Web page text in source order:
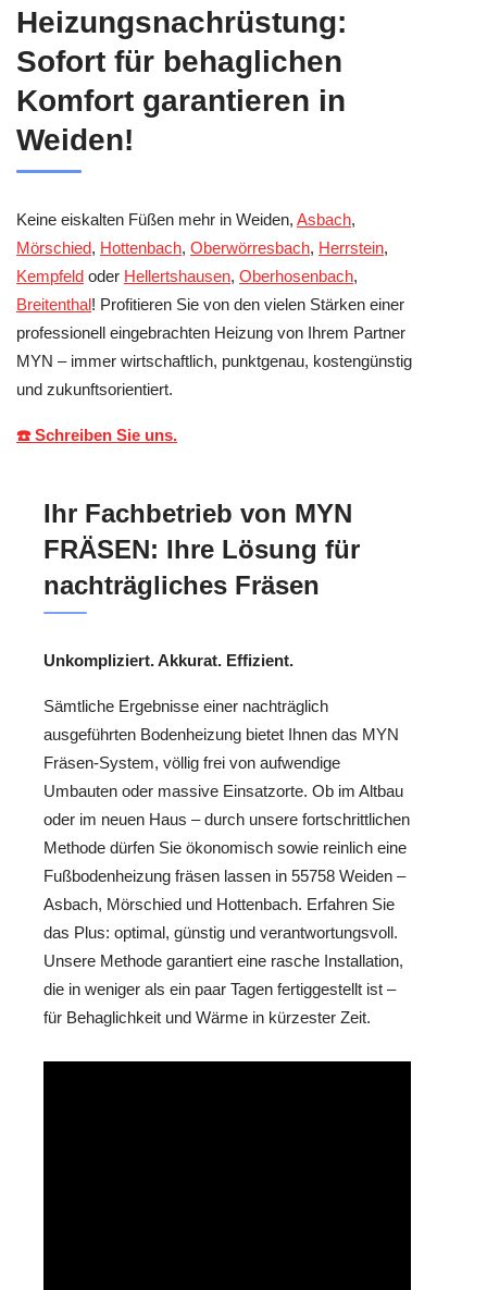
Heizungsnachrüstung:
Sofort für behaglichen
Komfort garantieren in
Weiden!
Keine eiskalten Füßen mehr in Weiden, Asbach,
Mörschied, Hottenbach, Oberwörresbach, Herrstein,
Kempfeld oder Hellertshausen, Oberhosenbach,
Breitenthal! Profitieren Sie von den vielen Stärken einer
professionell eingebrachten Heizung von Ihrem Partner
MYN – immer wirtschaftlich, punktgenau, kostengünstig
und zukunftsorientiert.
☎️ Schreiben Sie uns.
Ihr Fachbetrieb von MYN
FRÄSEN: Ihre Lösung für
nachträgliches Fräsen
Unkompliziert. Akkurat. Effizient.
Sämtliche Ergebnisse einer nachträglich
ausgeführten Bodenheizung bietet Ihnen das MYN
Fräsen-System, völlig frei von aufwendige
Umbauten oder massive Einsatzorte. Ob im Altbau
oder im neuen Haus – durch unsere fortschrittlichen
Methode dürfen Sie ökonomisch sowie reinlich eine
Fußbodenheizung fräsen lassen in 55758 Weiden –
Asbach, Mörschied und Hottenbach. Erfahren Sie
das Plus: optimal, günstig und verantwortungsvoll.
Unsere Methode garantiert eine rasche Installation,
die in weniger als ein paar Tagen fertiggestellt ist –
für Behaglichkeit und Wärme in kürzester Zeit.